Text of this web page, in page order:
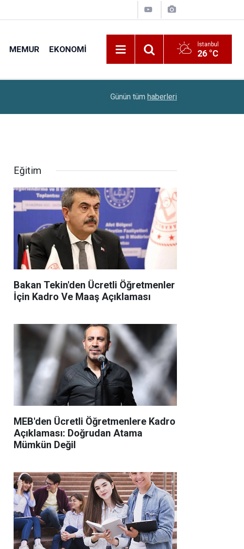
MEMUR EKONOMI İstanbul
26 °C
Huzurevlerine Sınavsız Personel Ve İşçi Alımı
Günün tüm haberleri
Eğitim
Bakan Tekin'den Ücretli Öğretmenler
İçin Kadro Ve Maaş Açıklaması
MEB'den Ücretli Öğretmenlere Kadro
Açıklaması: Doğrudan Atama
Mümkün Değil